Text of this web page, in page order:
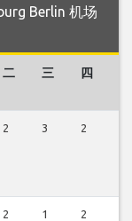
Berlin 机场
二 三 四
2 3 2
2 1 2